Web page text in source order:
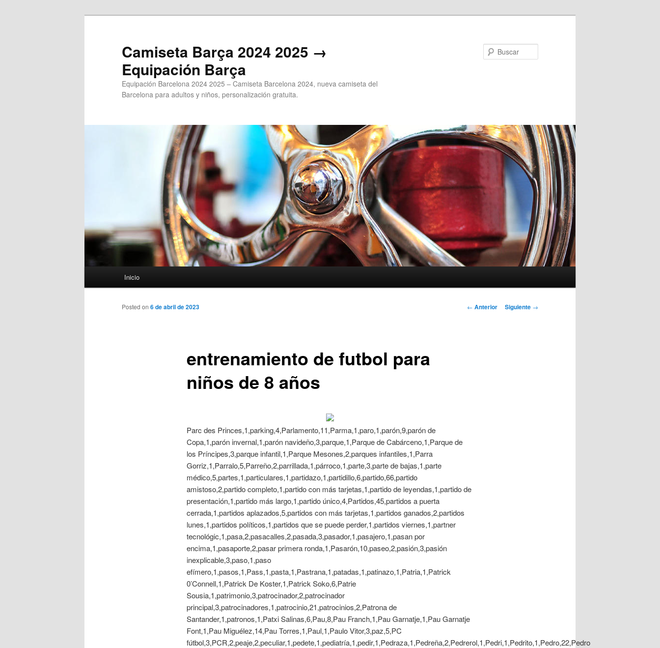
Camiseta Barça 2024 2025 →
Equipación Barça
Equipación Barcelona 2024 2025 – Camiseta Barcelona 2024, nueva camiseta del
Barcelona para adultos y niños, personalización gratuita.
Inicio
Navegación
← Anterior Siguiente →
entrenamiento de futbol para
niños de 8 años
Posted on 6 de abril de 2023
Parc des Princes,1,parking,4,Parlamento,11,Parma,1,paro,1,parón,9,parón de
Copa,1,parón invernal,1,parón navideño,3,parque,1,Parque de Cabárceno,1,Parque de
los Príncipes,3,parque infantil,1,Parque Mesones,2,parques infantiles,1,Parra
Gorriz,1,Parralo,5,Parreño,2,parrillada,1,párroco,1,parte,3,parte de bajas,1,parte
médico,5,partes,1,particulares,1,partidazo,1,partidillo,6,partido,66,partido
amistoso,2,partido completo,1,partido con más tarjetas,1,partido de leyendas,1,partido de
presentación,1,partido más largo,1,partido único,4,Partidos,45,partidos a puerta
cerrada,1,partidos aplazados,5,partidos con más tarjetas,1,partidos ganados,2,partidos
lunes,1,partidos políticos,1,partidos que se puede perder,1,partidos viernes,1,partner
tecnológic,1,pasa,2,pasacalles,2,pasada,3,pasador,1,pasajero,1,pasan por
encima,1,pasaporte,2,pasar primera ronda,1,Pasarón,10,paseo,2,pasión,3,pasión
inexplicable,3,paso,1,paso
efímero,1,pasos,1,Pass,1,pasta,1,Pastrana,1,patadas,1,patinazo,1,Patria,1,Patrick
0’Connell,1,Patrick De Koster,1,Patrick Soko,6,Patrie
Sousia,1,patrimonio,3,patrocinador,2,patrocinador
principal,3,patrocinadores,1,patrocinio,21,patrocinios,2,Patrona de
Santander,1,patronos,1,Patxi Salinas,6,Pau,8,Pau Franch,1,Pau Garnatje,1,Pau Garnatje
Font,1,Pau Miguélez,14,Pau Torres,1,Paul,1,Paulo Vitor,3,paz,5,PC
fútbol,3,PCR,2,peaje,2,peculiar,1,pedete,1,pediatría,1,pedir,1,Pedraza,1,Pedreña,2,Pedrerol,1,Pedri,1,Pedrito,1,Pedro,22,Pedro